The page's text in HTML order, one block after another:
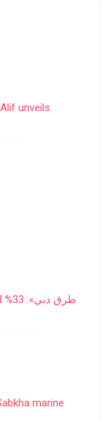
unveils
marine